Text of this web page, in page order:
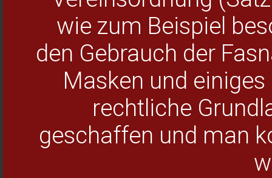
wie zum Beispiel
den Gebrauch der
Masken und
rechtliche
geschaffen und man